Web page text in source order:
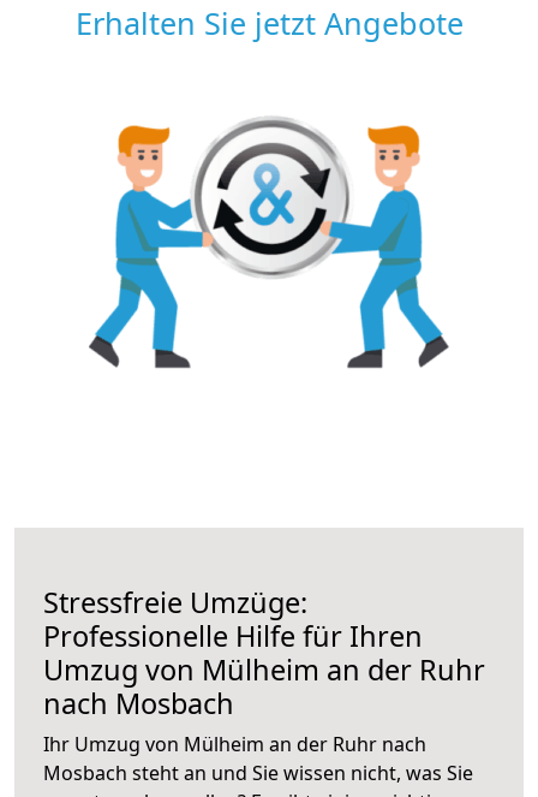
Erhalten Sie jetzt Angebote
Stressfreie Umzüge:
Professionelle Hilfe für Ihren
Umzug von Mülheim an der Ruhr
nach Mosbach
Ihr Umzug von Mülheim an der Ruhr nach
Mosbach steht an und Sie wissen nicht, was Sie